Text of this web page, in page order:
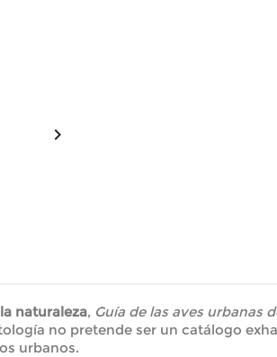

naturaleza, Guía de las aves urbanas
no pretende ser un catálogo
urbanos.